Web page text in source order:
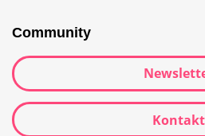
Community
Kontakt